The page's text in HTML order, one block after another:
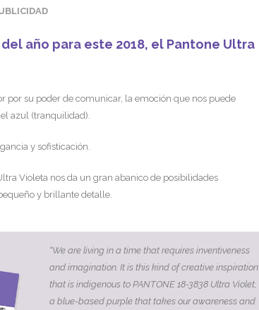
año para este 2018, el Pantone Ultra
por su poder de comunicar, la emoción que nos puede
azul (tranquilidad).
y sofisticación.
Violeta nos da un gran abanico de posibilidades
y brillante detalle.
“We are living in a time that requires inventiveness
and imagination. It is this kind of creative inspiration
that is indigenous to PANTONE 18-3838 Ultra Violet,
a blue-based purple that takes our awareness and